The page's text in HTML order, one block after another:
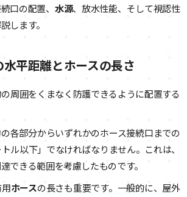
口の配置、 水源、放水性能、そして視認性
します。
平距離とホースの長さ
周囲をくまなく防護できるように配置する
各部分からいずれかのホース接続口までの
ル以下」でなければなりません。これは、
できる範囲を考慮したものです。
ホースの長さも重要です。一般的に、屋外